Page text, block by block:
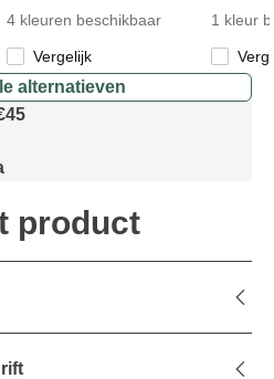
4 kleuren beschikbaar
Vergelijk
1 kleur
alternatieven
product